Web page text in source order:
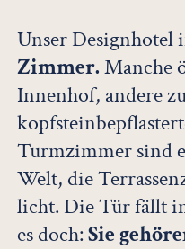
Unser Designhotel
Zimmer. Manche
Innenhof, andere
Turmzimmer sind
Welt, die
licht. Die Tür fällt
es doch:Sie